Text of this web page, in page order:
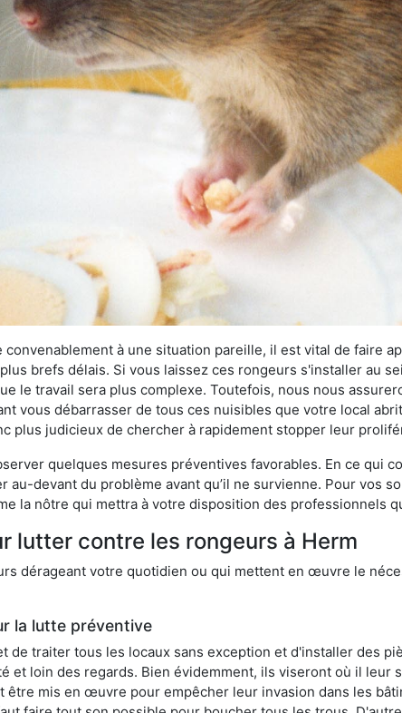
à une situation pareille, il est vital de faire
brefs délais. Si vous laissez ces rongeurs s'installer au
le travail sera plus complexe. Toutefois, nous nous
vous débarrasser de tous ces nuisibles que votre local
plus judicieux de chercher à rapidement stopper leur
quelques mesures préventives favorables. En ce qui
au-devant du problème avant qu’il ne survienne. Pour vos
la nôtre qui mettra à votre disposition des professionnels
lutter contre les rongeurs à Herm
dérageant votre quotidien ou qui mettent en œuvre le
la lutte préventive
de traiter tous les locaux sans exception et d'installer des
et loin des regards. Bien évidemment, ils viseront où il leur
être mis en œuvre pour empêcher leur invasion dans les